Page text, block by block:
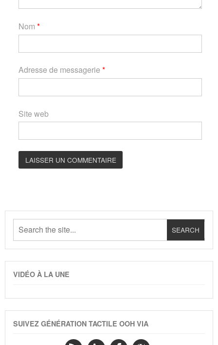
Nom *
Adresse de messagerie *
Site web
VIDÉO À LA UNE
SUIVEZ GÉNÉRATION TACTILE OOH VIA